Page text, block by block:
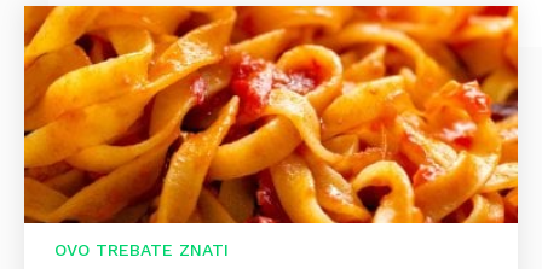
OVO TREBATE ZNATI